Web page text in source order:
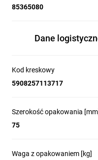
85365080
Dane
Kod kreskowy
5908257113717
Szerokość opakowania
75
Waga z opakowaniem [kg]